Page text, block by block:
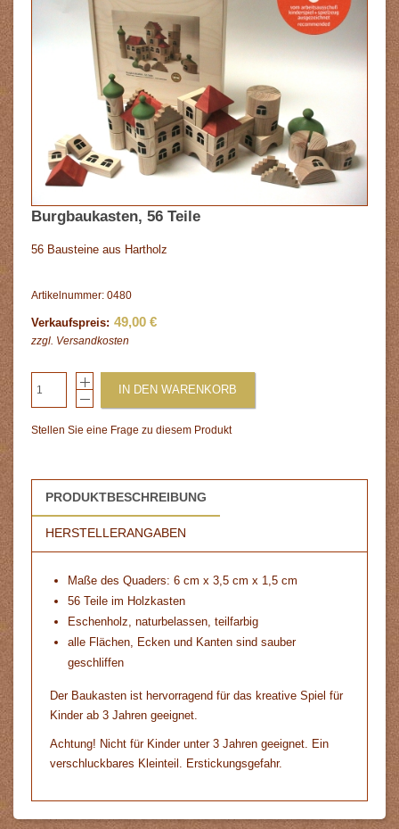
Burgbaukasten, 56 Teile
56 Bausteine aus Hartholz
Artikelnummer: 0480
Verkaufspreis: 49,00 €
zzgl. Versandkosten
IN DEN WARENKORB
Stellen Sie eine Frage zu diesem Produkt
PRODUKTBESCHREIBUNG
HERSTELLERANGABEN
Maße des Quaders: 6 cm x 3,5 cm x 1,5 cm
56 Teile im Holzkasten
Eschenholz, naturbelassen, teilfarbig
alle Flächen, Ecken und Kanten sind sauber
geschliffen
Der Baukasten ist hervorragend für das kreative Spiel für
Kinder ab 3 Jahren geeignet.
Achtung! Nicht für Kinder unter 3 Jahren geeignet. Ein
verschluckbares Kleinteil. Erstickungsgefahr.